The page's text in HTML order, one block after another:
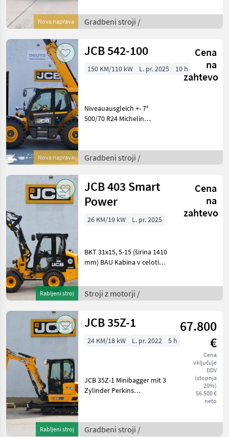
Nova naprava
Klimaanlage, 11x LED
Beleuchtung
über AHK)
Gradbeni stroji /
Nova naprava
JCB 542-100
Cena
na
zahtevo
150 KM/110 kW L. pr. 2025 10 h
Niveauausgleich +- 7°
500/70 R24 Michelin
dw vorne Kabine mit
Heizung und
Gradbeni stroji /
Rabljeni stroj
JCB 403 Smart
Power
Cena
na
zahtevo
26 KM/19 kW L. pr. 2025
BKT 31x15, 5-15 (širina 1410
mm) BAU Kabina v celoti
diferenciala 100% vol. +
zadnja os / 20 km/h
Stroji z motorji /
Rabljeni stroj
JCB 35Z-1
67.800
€
Cena
vključuje
DDV
(stopnja
20%)
56.500 €
neto
24 KM/18 kW L. pr. 2022 5 h
JCB 35Z-1 Minibagger mit 3
Zylinder Perkins
633 Liter Hubraum max.18,
4kW (24, 7PS), 3500kg
Gradbeni stroji /